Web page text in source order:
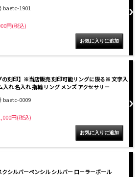
baetc-1901
円(税込)
の刻印】※当店販売 刻印可能リングに限る※ 文字入
入れ 名入れ 指輪 リング メンズ アクセサリー
baetc-0009
円(税込)
クシルバーペンシル シルバー ローラーボール